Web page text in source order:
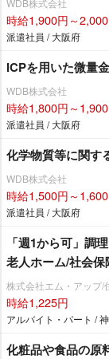
時給1,900円～
派遣社員 / 大阪府
ICPを用いた微量
WDB株式会社
時給1,800円～
派遣社員 / 大阪府
化学物質等に関す
WDB株式会社
時給1,500円～
派遣社員 / 大阪府
「週1から可」調
老人ホーム/社会保
株式会社エム・アップ/
時給1,225円
アルバイト・パート /
化粧品や食品の原